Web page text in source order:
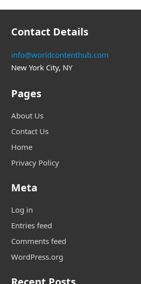
Contact Details
info@worldcontenthub.com
New York City, NY
Pages
About Us
Contact Us
Home
Privacy Policy
Meta
Log in
Entries feed
Comments feed
WordPress.org